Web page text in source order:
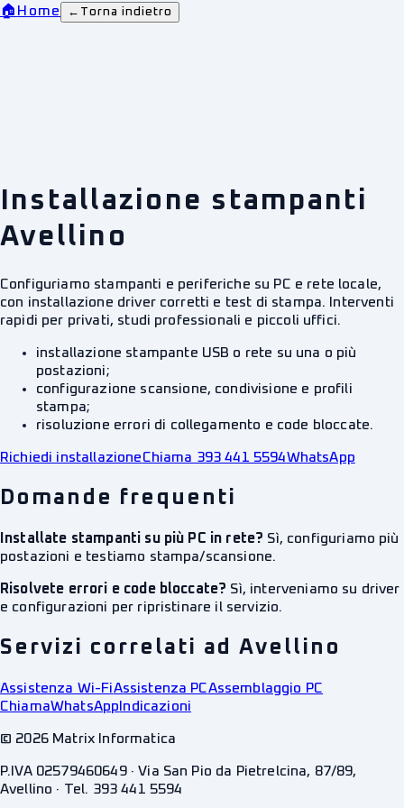
🏠 Home ← Torna indietro
Installazione stampanti
Avellino
Configuriamo stampanti e periferiche su PC e rete locale,
con installazione driver corretti e test di stampa. Interventi
rapidi per privati, studi professionali e piccoli uffici.
installazione stampante USB o rete su una o più
postazioni;
configurazione scansione, condivisione e profili
stampa;
risoluzione errori di collegamento e code bloccate.
Richiedi installazioneChiama 393 441 5594WhatsApp
Domande frequenti
Installate stampanti su più PC in rete? Sì, configuriamo più
postazioni e testiamo stampa/scansione.
Risolvete errori e code bloccate? Sì, interveniamo su driver
e configurazioni per ripristinare il servizio.
Servizi correlati ad Avellino
Assistenza Wi-FiAssistenza PCAssemblaggio PC
ChiamaWhatsAppIndicazioni
© 2026Matrix Informatica
P.IVA 02579460649 · Via San Pio da Pietrelcina, 87/89,
Avellino · Tel. 393 441 5594